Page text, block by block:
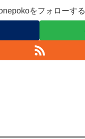
をフォローする